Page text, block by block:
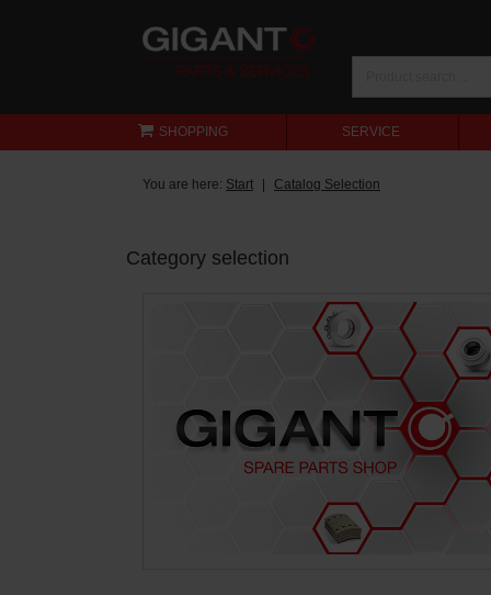
SHOPPING SERVICE
You are here: Start Catalog Selection
Category selection